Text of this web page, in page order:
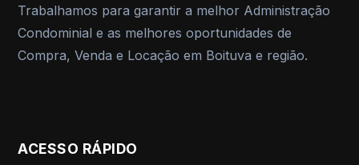
Trabalhamos para garantir a melhor Administração
Condominial e as melhores oportunidades de
Compra, Venda e Locação em Boituva e região.
ACESSO RÁPIDO